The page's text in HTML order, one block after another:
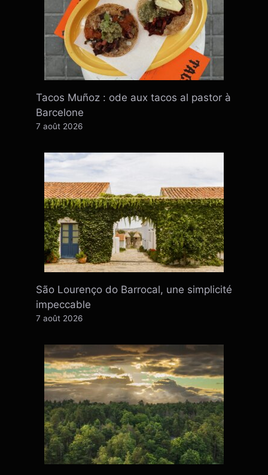
Tacos Muñoz : ode aux tacos al pastor à
Barcelone
7 août 2026
São Lourenço do Barrocal, une simplicité
impeccable
7 août 2026